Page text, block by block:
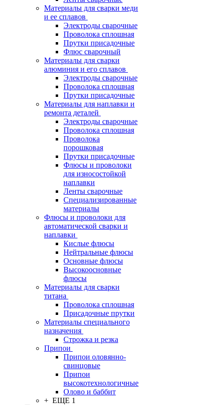
Материалы для сварки меди
и ее сплавов
Электроды сварочные
Проволока сплошная
Прутки присадочные
Флюс сварочный
Материалы для сварки
алюминия и его сплавов
Электроды сварочные
Проволока сплошная
Прутки присадочные
Материалы для наплавки и
ремонта деталей
Электроды сварочные
Проволока сплошная
Проволока
порошковая
Прутки присадочные
Флюсы и проволоки
для износостойкой
наплавки
Ленты сварочные
Специализированные
материалы
Флюсы и проволоки для
автоматической сварки и
наплавки
Кислые флюсы
Нейтральные флюсы
Основные флюсы
Высокоосновные
флюсы
Материалы для сварки
титана
Проволока сплошная
Присадочные прутки
Материалы специального
назначения
Строжка и резка
Припои
Припои оловянно-
свинцовые
Припои
высокотехнологичные
Олово и баббит
+ ЕЩЕ 1